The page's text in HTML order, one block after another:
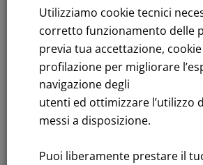
Rendicontazione di sostenibilità
Andamento titolo: Il titolo in Borsa
Bandi di gara: Ultimi bandi
FNM S.p.A.
Sede in Milano, Piazzale Cadorna, 14
Capitale sociale € 230.000.000,00
Utilizziamo cookie tecnici
corretto funzionamento delle
previa tua accettazione,
profilazione per migliorare
navigazione degli
utenti ed ottimizzare l’utilizzo
messi a disposizione.
Puoi liberamente prestare il